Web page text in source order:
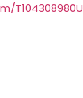
T104308980U